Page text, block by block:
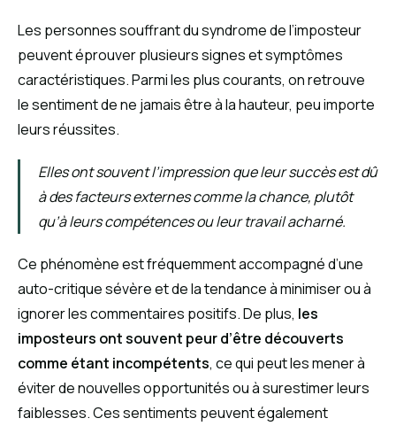
Les personnes souffrant du syndrome de l’imposteur
peuvent éprouver plusieurs signes et symptômes
caractéristiques. Parmi les plus courants, on retrouve
le sentiment de ne jamais être à la hauteur, peu importe
leurs réussites.
Elles ont souvent l’impression que leur succès est dû
à des facteurs externes comme la chance, plutôt
qu’à leurs compétences ou leur travail acharné.
Ce phénomène est fréquemment accompagné d’une
auto-critique sévère et de la tendance à minimiser ou à
ignorer les commentaires positifs. De plus, les
imposteurs ont souvent peur d’être découverts
comme étant incompétents, ce qui peut les mener à
éviter de nouvelles opportunités ou à surestimer leurs
faiblesses. Ces sentiments peuvent également